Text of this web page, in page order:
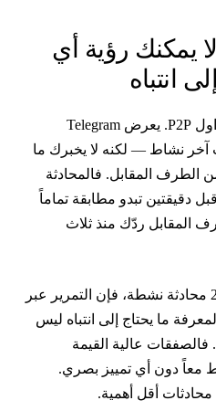
رؤية أي
هذا هو القاتل الأول لكفاءة تداول P2P. يعرض Telegram
— لكنه لا يخبرك ما
المقابل. فالمحادثة
تبدو مطابقة تماماً
ردّك منذ ثلاث
مع أكثر من 200 محادثة نشطة، فإن التمرير عبر
ما يحتاج إلى انتباه ليس
عالية القيمة
دون أي تمييز بصري.
أقل أهمية.